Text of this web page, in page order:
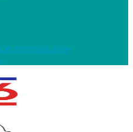
тестирование